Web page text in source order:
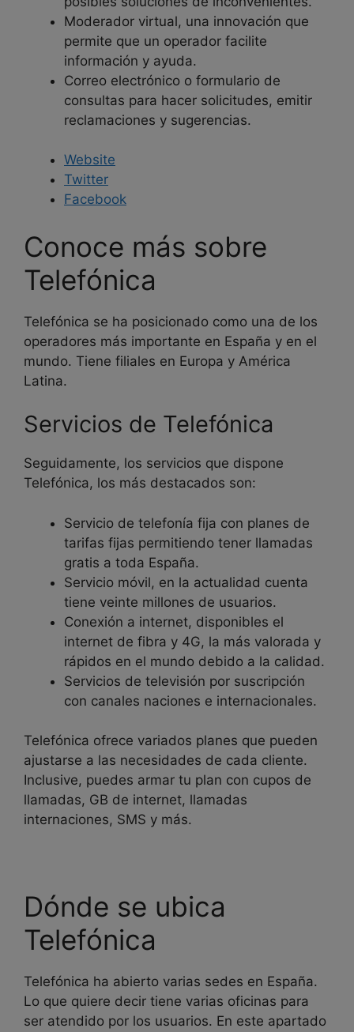
Moderador virtual, una innovación que
permite que un operador facilite
información y ayuda.
Correo electrónico o formulario de
consultas para hacer solicitudes, emitir
reclamaciones y sugerencias.
Website
Twitter
Facebook
Conoce más sobre
Telefónica
Telefónica se ha posicionado como una de los
operadores más importante en España y en el
mundo. Tiene filiales en Europa y América
Latina.
Servicios de Telefónica
Seguidamente, los servicios que dispone
Telefónica, los más destacados son:
Servicio de telefonía fija con planes de
tarifas fijas permitiendo tener llamadas
gratis a toda España.
Servicio móvil, en la actualidad cuenta
tiene veinte millones de usuarios.
Conexión a internet, disponibles el
internet de fibra y 4G, la más valorada y
rápidos en el mundo debido a la calidad.
Servicios de televisión por suscripción
con canales naciones e internacionales.
Telefónica ofrece variados planes que pueden
ajustarse a las necesidades de cada cliente.
Inclusive, puedes armar tu plan con cupos de
llamadas, GB de internet, llamadas
internaciones, SMS y más.
Dónde se ubica
Telefónica
Telefónica ha abierto varias sedes en España.
Lo que quiere decir tiene varias oficinas para
ser atendido por los usuarios. En este apartado